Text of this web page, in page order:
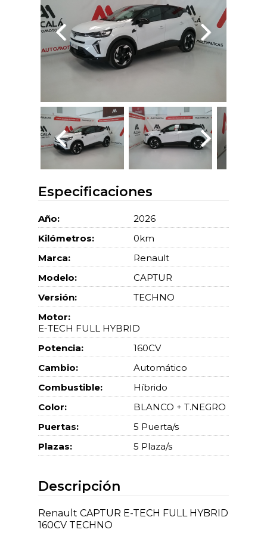
Especificaciones
Año:
2026
Kilómetros:
0km
Marca:
Renault
Modelo:
CAPTUR
Versión:
TECHNO
Motor:
E-TECH FULL HYBRID
Potencia:
160CV
Cambio:
Automático
Combustible:
Híbrido
Color:
BLANCO + T.NEGRO
Puertas:
5 Puerta/s
Plazas:
5 Plaza/s
Descripción
Renault CAPTUR E-TECH FULL HYBRID
160CV TECHNO